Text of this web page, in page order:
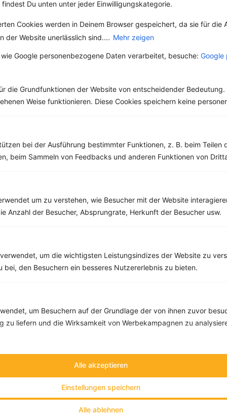
Du unten unter jeder Einwilligungskategorie.
Cookies werden in Deinem Browser gespeichert, da sie für die
der Website unerlässlich sind.... Mehr zeigen
Google personenbezogene Daten verarbeitet, besuche: Google
die Grundfunktionen der Website von entscheidender Bedeutung.
Weise funktionieren. Diese Cookies speichern keine
bei der Ausführung bestimmter Funktionen, z. B. beim Teilen
beim Sammeln von Feedbacks und anderen Funktionen von
um zu verstehen, wie Besucher mit der Website
Anzahl der Besucher, Absprungrate, Herkunft der Besucher usw.
um die wichtigsten Leistungsindizes der Website zu
bei, den Besuchern ein besseres Nutzererlebnis zu bieten.
um Besuchern auf der Grundlage der von ihnen zuvor
zu liefern und die Wirksamkeit von Werbekampagnen zu
Alle ablehnen
Einstellungen speichern
Alle akzeptieren
Kohlehydrate:3 g
10 %Gutschein für unseren Shop
Tipps & Tricks Aktionen & Rabatte
Werde Teil voninvikoo.
DEINE E-MAIL ADRESSE